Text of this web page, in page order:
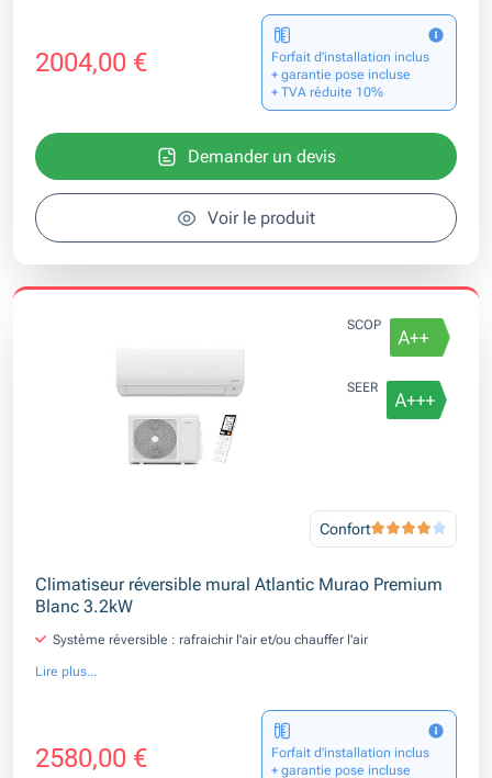
2004,00 €
Forfait d’installation inclus
+ garantie pose incluse
+ TVA réduite 10%
Demander un devis
Voir le produit
SCOP
SEER
Confort
Climatiseur réversible mural Atlantic Murao Premium
Blanc 3.2kW
Système réversible : rafraichir l'air et/ou chauffer l'air
Lire plus...
2580,00 €
Forfait d’installation inclus
+ garantie pose incluse